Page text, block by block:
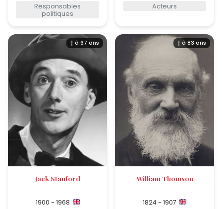
Responsables
politiques
Acteurs
† à 67 ans
Jack Stanford
1900 - 1968
† à 83 ans
William Thomson
1824 - 1907